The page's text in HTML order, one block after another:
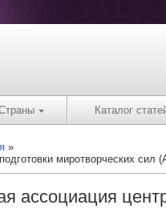
Каталог
миротворческих
ассоциация